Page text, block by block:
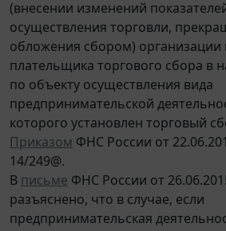
(внесении изменений
осуществления торговли,
обложения сбором) организации
плательщика торгового сбора в
по объекту осуществления вида
предпринимательской
которого установлен торговый
Приказом ФНС России от
14/249@.
В письме ФНС России от
разъяснено, что в случае, если
предпринимательская